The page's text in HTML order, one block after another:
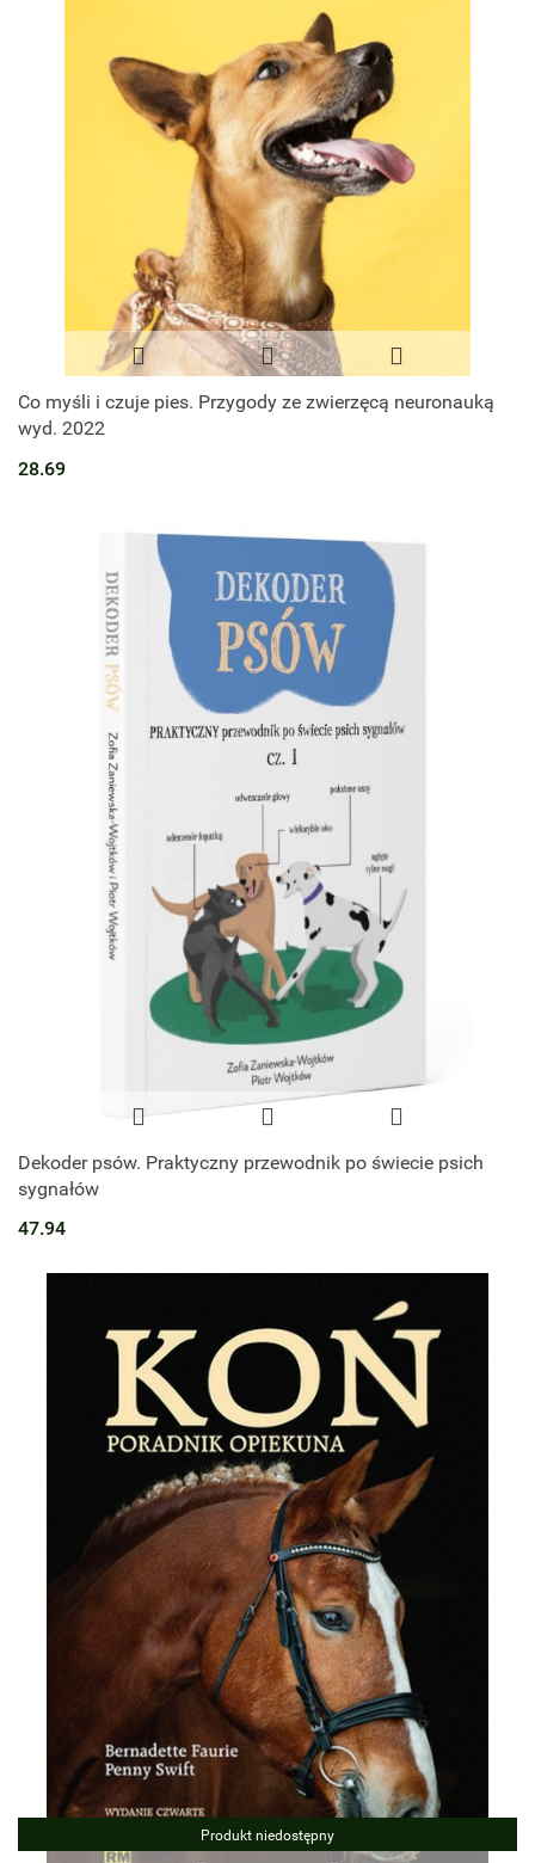
Co myśli i czuje pies. Przygody ze zwierzęcą neuronauką
wyd. 2022
28.69
Dekoder psów. Praktyczny przewodnik po świecie psich
sygnałów
47.94
Produkt niedostępny